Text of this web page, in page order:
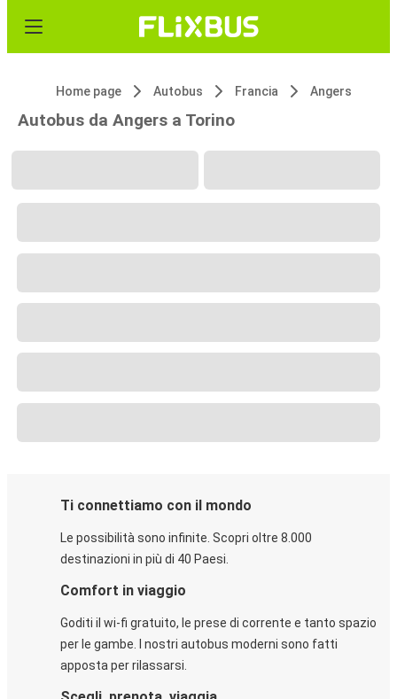
Home page Autobus Francia Angers
Autobus da Angers a Torino
Ti connettiamo con il mondo
Le possibilità sono infinite. Scopri oltre 8.000
destinazioni in più di 40 Paesi.
Comfort in viaggio
Goditi il wi-fi gratuito, le prese di corrente e tanto spazio
per le gambe. I nostri autobus moderni sono fatti
apposta per rilassarsi.